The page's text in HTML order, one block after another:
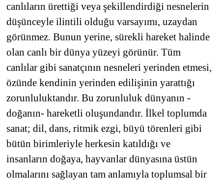
canlıların ürettiği veya şekillendirdiği nesnelerin
düşünceyle ilintili olduğu varsayımı, uzaydan
görünmez. Bunun yerine, sürekli hareket halinde
olan canlı bir dünya yüzeyi görünür. Tüm
canlılar gibi sanatçının nesneleri yerinden etmesi,
özünde kendinin yerinden edilişinin yarattığı
zorunluluktandır. Bu zorunluluk dünyanın -
doğanın- hareketli oluşundandır. İlkel toplumda
sanat; dil, dans, ritmik ezgi, büyü törenleri gibi
bütün birimleriyle herkesin katıldığı ve
insanların doğaya, hayvanlar dünyasına üstün
olmalarını sağlayan tam anlamıyla toplumsal bir
SARIYER İMAR BARIŞI
SEKTÖR
SİYASET
SON DAKİKA HABERİ
SPOR
TEKNOLOJİ
TÜRKİYE VE DÜNYA GÜNDEMİ